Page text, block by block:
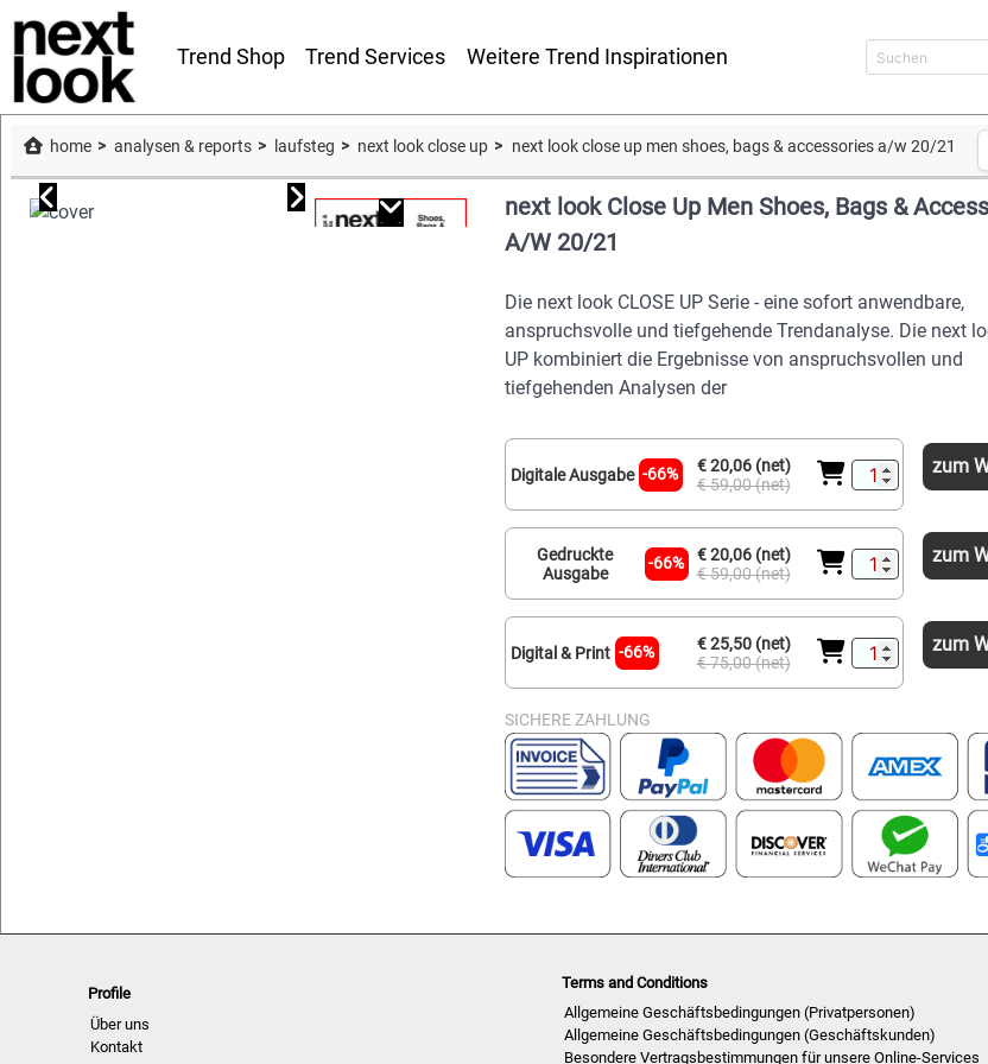
Trend Shop Trend Services Weitere Trend Inspirationen
home analysen & reports laufsteg next look close up next look close up men shoes, bags & accessories a/w 20/21
next look Close Up Men Shoes, Bags &
A/W 20/21
Die next look CLOSE UP Serie - eine sofort anwendbare,
anspruchsvolle und tiefgehende Trendanalyse. Die next
UP kombiniert die Ergebnisse von anspruchsvollen und
tiefgehenden Analysen der
Digitale Ausgabe -66%
€ 20,06 (net)
€ 59,00 (net)
zum
Gedruckte
Ausgabe
-66%
€ 20,06 (net)
€ 59,00 (net)
zum
Digital & Print -66%
€ 25,50 (net)
€ 75,00 (net)
zum
SICHERE ZAHLUNG
Profile
Über uns
Kontakt
Terms and Conditions
Allgemeine Geschäftsbedingungen (Privatpersonen)
Allgemeine Geschäftsbedingungen (Geschäftskunden)
Besondere Vertragsbestimmungen für unsere Online-Services